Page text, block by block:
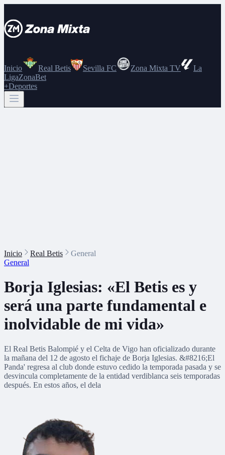
Inicio Real Betis Sevilla FC Zona Mixta TV
La
LigaZonaBet
+Deportes
Inicio Real Betis
General
General
Borja Iglesias: «El Betis es y
será una parte fundamental e
inolvidable de mi vida»
El Real Betis Balompié y el Celta de Vigo han oficializado durante
la mañana del 12 de agosto el fichaje de Borja Iglesias. &#8216;El
Panda' regresa al club donde estuvo cedido la temporada pasada y se
desvincula completamente de la entidad verdiblanca seis temporadas
después. En estos años, el dela